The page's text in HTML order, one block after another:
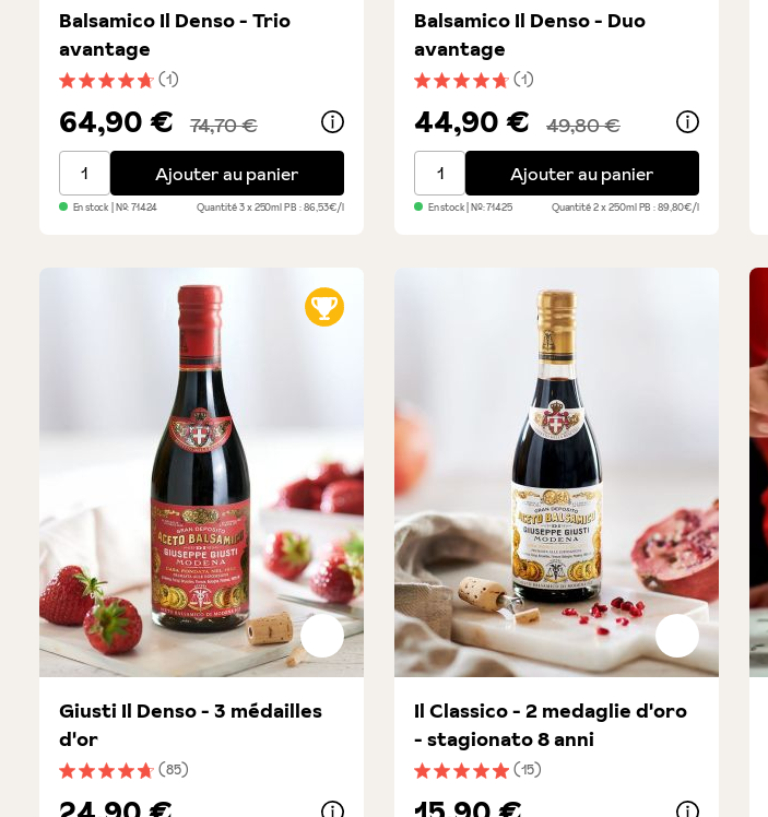
Note moyenne de 4.8 sur 5 étoiles
(1)
Balsamico Il Denso - Trio
avantage
64,90 € 74,70 €
Balsamico Il Denso - Trio avantage
Ajouter au panier
En stock | №:71424 Quantité3 x 250mlPB : 86,53€/l
Note moyenne de 4.8 sur 5 étoiles
(1)
Balsamico Il Denso - Duo
avantage
44,90 € 49,80 €
Balsamico Il Denso - Duo avantage
Ajouter au panier
En stock| №:71425 Quantité2 x 250mlPB : 89,80€/l
Note moyenne de 4.8 sur 5 étoiles
(85)
Giusti Il Denso - 3 médailles
d'or
Note moyenne de 4.9 sur 5 étoiles
(15)
Il Classico - 2 medaglie d'oro
- stagionato 8 anni